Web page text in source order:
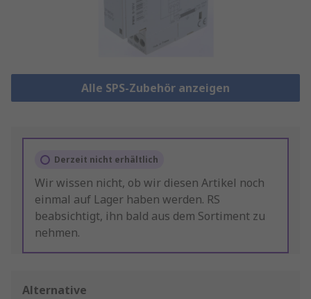
Alle SPS-Zubehör anzeigen
Derzeit nicht erhältlich
Wir wissen nicht, ob wir diesen Artikel noch
einmal auf Lager haben werden. RS
beabsichtigt, ihn bald aus dem Sortiment zu
nehmen.
Alternative